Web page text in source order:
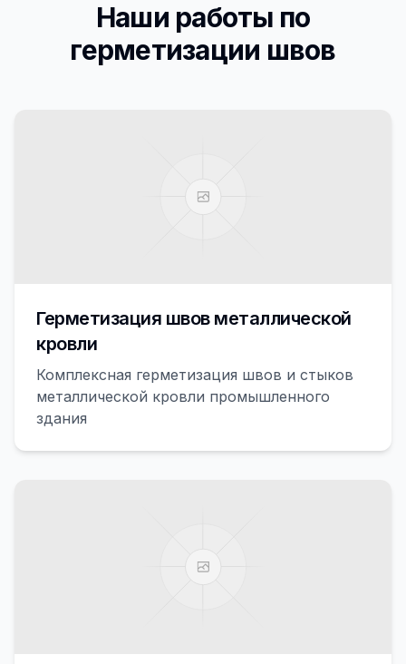
Наши работы по
герметизации швов
Герметизация швов металлической
кровли
Комплексная герметизация швов и стыков
металлической кровли промышленного
здания